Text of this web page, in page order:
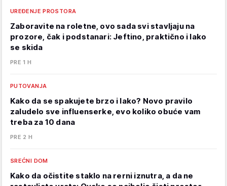
UREĐENJE PROSTORA
Zaboravite na roletne, ovo sada svi stavljaju na
prozore, čak i podstanari: Jeftino, praktično i lako
se skida
PRE 1 H
PUTOVANJA
Kako da se spakujete brzo i lako? Novo pravilo
zaludelo sve influenserke, evo koliko obuće vam
treba za 10 dana
PRE 2 H
SREĆNI DOM
Kako da očistite staklo na rerni iznutra, a da ne